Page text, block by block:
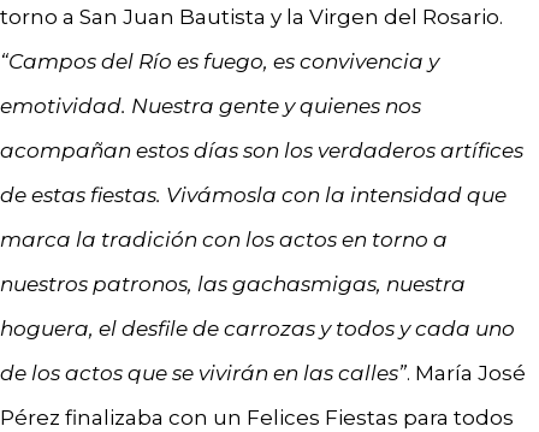
torno a San Juan Bautista y la Virgen del Rosario.
“Campos del Río es fuego, es convivencia y
emotividad. Nuestra gente y quienes nos
acompañan estos días son los verdaderos artífices
de estas fiestas. Vivámosla con la intensidad que
marca la tradición con los actos en torno a
nuestros patronos, las gachasmigas, nuestra
hoguera, el desfile de carrozas y todos y cada uno
de los actos que se vivirán en las calles”. María José
Pérez finalizaba con un Felices Fiestas para todos